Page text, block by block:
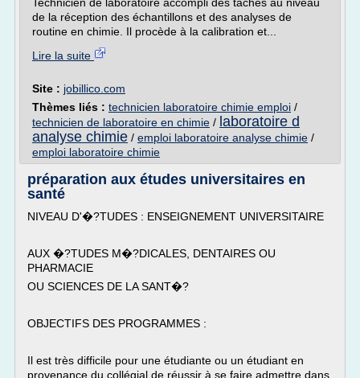
de la réception des échantillons et des analyses de
routine en chimie. Il procède à la calibration et...
Lire la suite
Site : jobillico.com
Thèmes liés : technicien laboratoire chimie emploi /
technicien de laboratoire en chimie / laboratoire d
analyse chimie / emploi laboratoire analyse chimie /
emploi laboratoire chimie
préparation aux études universitaires en
santé
NIVEAU D'�?TUDES : ENSEIGNEMENT UNIVERSITAIRE
AUX �?TUDES M�?DICALES, DENTAIRES OU
PHARMACIE
OU SCIENCES DE LA SANT�?
OBJECTIFS DES PROGRAMMES :
Il est très difficile pour une étudiante ou un étudiant en
provenance du collégial de réussir à se faire admettre dans